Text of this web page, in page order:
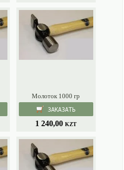
ЗАКАЗАТЬ
1 240,00 KZT
Молоток 1000 гр